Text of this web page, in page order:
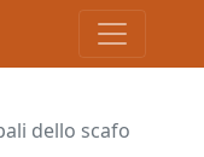
dello scafo